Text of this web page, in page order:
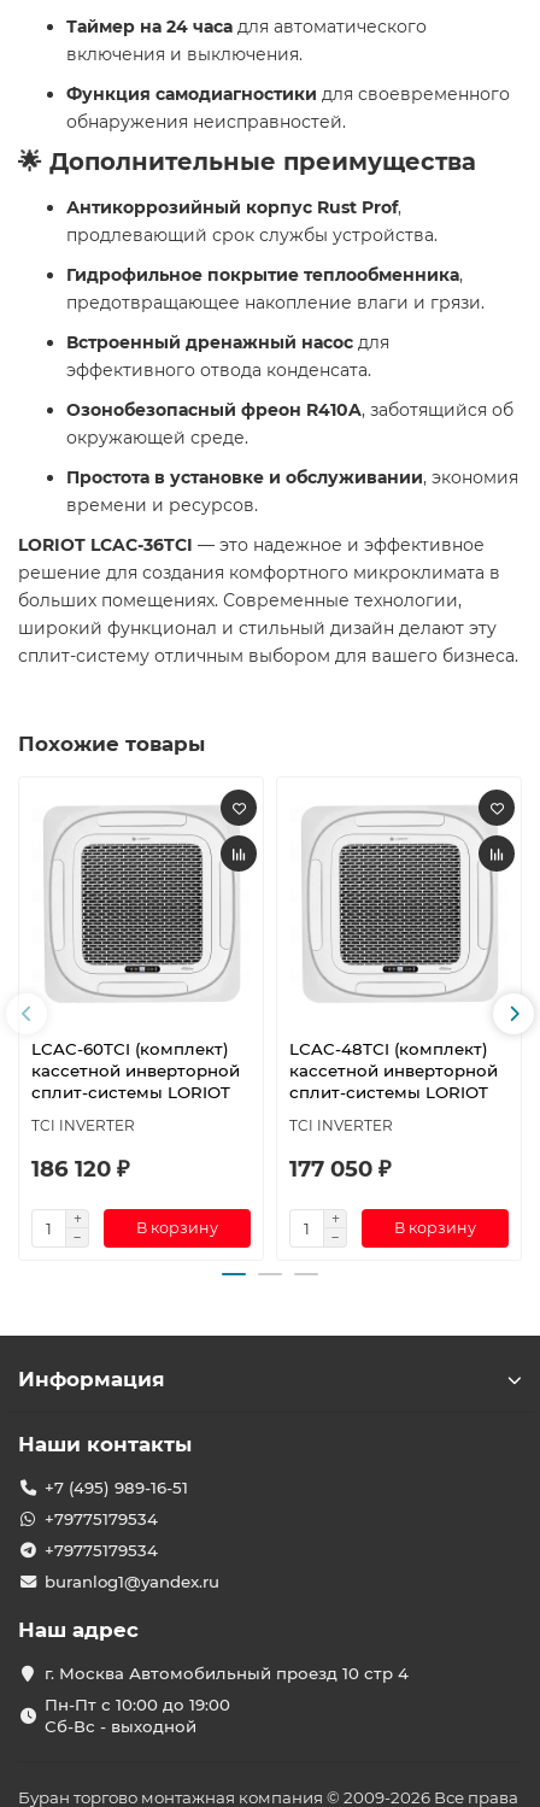
Таймер на 24 часа для автоматического
включения и выключения.
Функция самодиагностики для своевременного
обнаружения неисправностей.
🌟 Дополнительные преимущества
Антикоррозийный корпус Rust Prof,
продлевающий срок службы устройства.
Гидрофильное покрытие теплообменника,
предотвращающее накопление влаги и грязи.
Встроенный дренажный насос для
эффективного отвода конденсата.
Озонобезопасный фреон R410A, заботящийся об
окружающей среде.
Простота в установке и обслуживании, экономия
времени и ресурсов.
LORIOT LCAC-36TCI — это надежное и эффективное
решение для создания комфортного микроклимата в
больших помещениях. Современные технологии,
широкий функционал и стильный дизайн делают эту
сплит-систему отличным выбором для вашего бизнеса.
Похожие товары
LCAC-60TСI (комплект)
кассетной инверторной
сплит-системы LORIOT
TCI INVERTER
186 120 ₽
В корзину
LСAC-48TСI (комплект)
кассетной инверторной
сплит-системы LORIOT
TCI INVERTER
177 050 ₽
В корзину
Информация
Наши контакты
+7 (495) 989-16-51
+79775179534
+79775179534
buranlog1@yandex.ru
Наш адрес
г. Москва Автомобильный проезд 10 стр 4
Пн-Пт с 10:00 до 19:00
Сб-Вс - выходной
Буран торгово монтажная компания © 2009-2026 Все права